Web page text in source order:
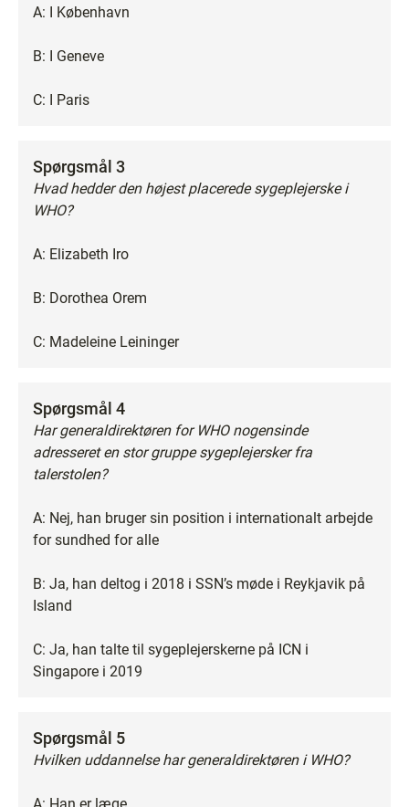
A: I København
B: I Geneve
C: I Paris
Spørgsmål 3
Hvad hedder den højest placerede sygeplejerske i
WHO?
A: Elizabeth Iro
B: Dorothea Orem
C: Madeleine Leininger
Spørgsmål 4
Har generaldirektøren for WHO nogensinde
adresseret en stor gruppe sygeplejersker fra
talerstolen?
A: Nej, han bruger sin position i internationalt arbejde
for sundhed for alle
B: Ja, han deltog i 2018 i SSN’s møde i Reykjavik på
Island
C: Ja, han talte til sygeplejerskerne på ICN i
Singapore i 2019
Spørgsmål 5
Hvilken uddannelse har generaldirektøren i WHO?